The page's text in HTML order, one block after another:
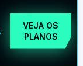
VEJA OS
PLANOS